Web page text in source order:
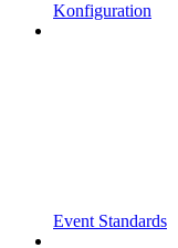
Konfiguration
Event Standards